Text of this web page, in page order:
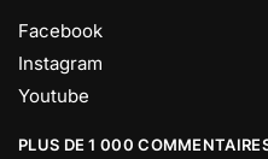
Facebook
Instagram
Youtube
PLUS DE 1 000